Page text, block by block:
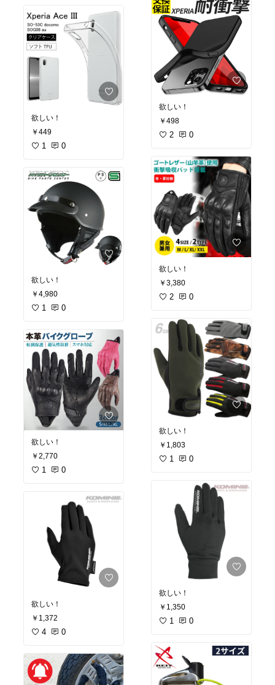
欲しい！
￥449
1 0
欲しい！
￥4,980
1 0
欲しい！
￥2,770
1 0
欲しい！
￥1,372
4 0
欲しい！
￥498
2 0
欲しい！
￥3,380
2 0
欲しい！
￥1,803
1 0
欲しい！
￥1,350
1 0